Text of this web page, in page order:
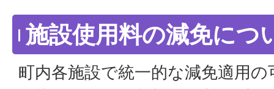
施設使用料の減免につ
町内各施設で統一的な減免適用